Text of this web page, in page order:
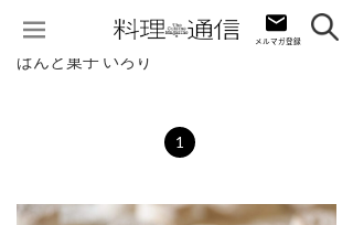
ぱんと菓子 いろり
1